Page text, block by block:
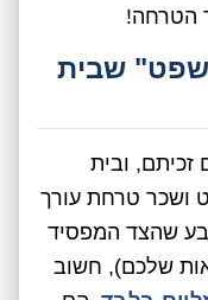
הטרחה!
שבית
זכיתם, ובית
ושכר טרחת עורך
שהצד המפסיד
שלכם), חשוב